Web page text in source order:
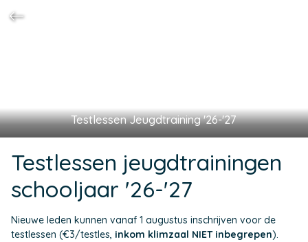
Testlessen Jeugdtraining '26-'27
Testlessen jeugdtrainingen
schooljaar '26-'27
Nieuwe leden kunnen vanaf 1 augustus inschrijven voor de
testlessen (€3/testles, inkom klimzaal NIET inbegrepen).